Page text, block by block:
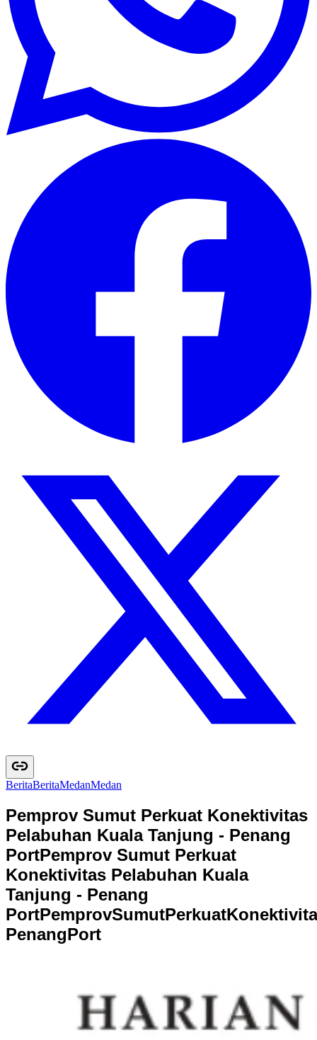
BeritaBeritaMedanMedan
Pemprov Sumut Perkuat Konektivitas
Pelabuhan Kuala Tanjung - Penang
PortPemprov Sumut Perkuat
Konektivitas Pelabuhan Kuala
Tanjung - Penang
PortPemprovSumutPerkuatKonektivita
PenangPort